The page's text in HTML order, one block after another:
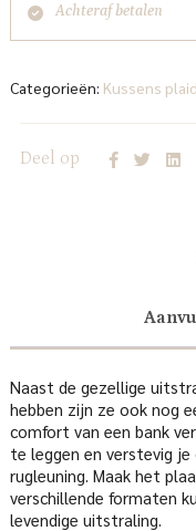
Achteraf betalen
Categorieën: Kussens
Deel op
Naast de gezellige
hebben zijn ze ook nog
comfort van een bank
te leggen en verstevig
rugleuning. Maak het
verschillende formaten
levendige uitstraling.